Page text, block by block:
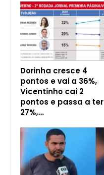
Dorinha cresce 4
pontos e vai a 36%,
Vicentinho cai 2
pontos e passa a ter
27%,…